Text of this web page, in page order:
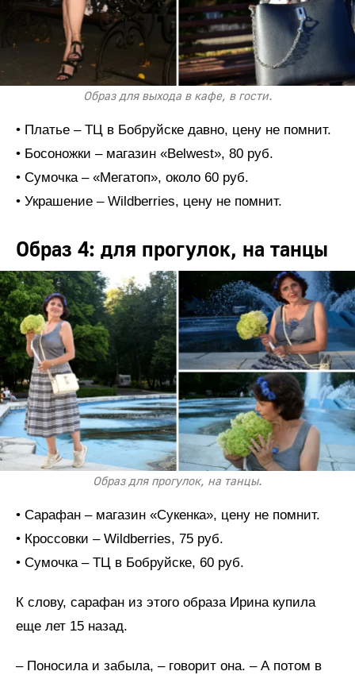
Образ для выхода в кафе, в гости.
• Платье – ТЦ в Бобруйске давно, цену не помнит.
• Босоножки – магазин «Belwest», 80 руб.
• Сумочка – «Мегатоп», около 60 руб.
• Украшение – Wildberries, цену не помнит.
Образ 4: для прогулок, на танцы
Образ для прогулок, на танцы.
• Сарафан – магазин «Сукенка», цену не помнит.
• Кроссовки – Wildberries, 75 руб.
• Сумочка – ТЦ в Бобруйске, 60 руб.
К слову, сарафан из этого образа Ирина купила
еще лет 15 назад.
– Поносила и забыла, – говорит она. – А потом в